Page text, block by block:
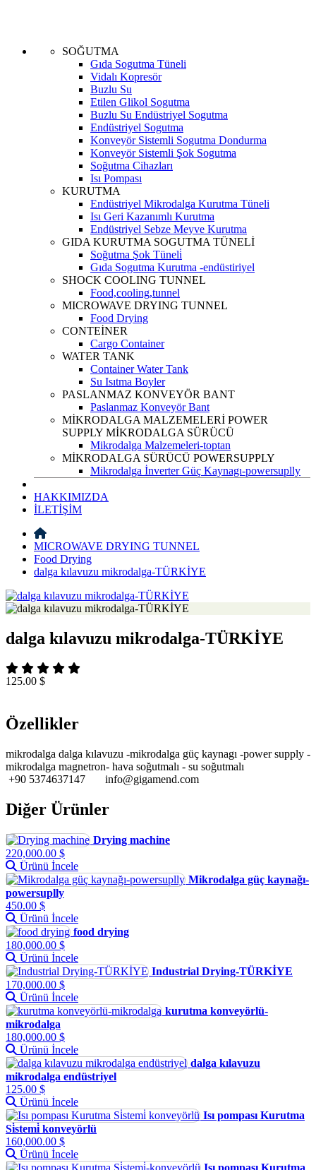
SOĞUTMA
Gıda Sogutma Tüneli
Vidalı Kopresör
Buzlu Su
Etilen Glikol Sogutma
Buzlu Su Endüstriyel Sogutma
Endüstriyel Sogutma
Konveyör Sistemli Sogutma Dondurma
Konveyör Sistemli Şok Sogutma
Soğutma Cihazları
Isı Pompası
KURUTMA
Endüstriyel Mikrodalga Kurutma Tüneli
Isı Geri Kazanımlı Kurutma
Endüstriyel Sebze Meyve Kurutma
GIDA KURUTMA SOGUTMA TÜNELİ
Soğutma Şok Tüneli̇
Gıda Sogutma Kurutma -endüstiriyel
SHOCK COOLING TUNNEL
Food,cooling,tunnel
MICROWAVE DRYING TUNNEL
Food Drying
CONTEİNER
Cargo Container
WATER TANK
Container Water Tank
Su Isıtma Boyler
PASLANMAZ KONVEYÖR BANT
Paslanmaz Konveyör Bant
MİKRODALGA MALZEMELERİ POWER
SUPPLY MİKRODALGA SÜRÜCÜ
Mikrodalga Malzemeleri-toptan
MİKRODALGA SÜRÜCÜ POWERSUPPLY
Mikrodalga İnverter Güç Kaynagı-powersuplly
HAKKIMIZDA
İLETİŞİM
MICROWAVE DRYING TUNNEL
Food Drying
dalga kılavuzu mikrodalga-TÜRKİYE
dalga kılavuzu mikrodalga-TÜRKİYE
125.00 $
Özellikler
mikrodalga dalga kılavuzu -mikrodalga güç kaynagı -power supply -
mikrodalga magnetron- hava soğutmalı - su soğutmalı
+90 5374637147 info@gigamend.com
Diğer Ürünler
Drying machine
220,000.00 $
Ürünü İncele
Mikrodalga güç kaynağı-
powersuplly
450.00 $
Ürünü İncele
food drying
180,000.00 $
Ürünü İncele
Industrial Drying-TÜRKİYE
170,000.00 $
Ürünü İncele
kurutma konveyörlü-
mikrodalga
180,000.00 $
Ürünü İncele
dalga kılavuzu
mikrodalga endüstriyel
125.00 $
Ürünü İncele
Isı pompası Kurutma
Si̇stemi̇ konveyörlü
160,000.00 $
Ürünü İncele
Isı pompası Kurutma